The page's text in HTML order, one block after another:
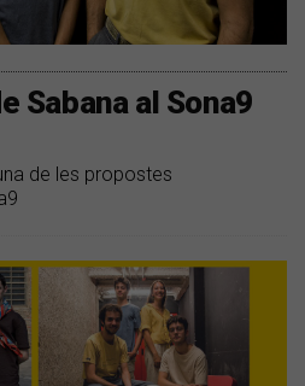
Sabana al Sona9
de les propostes